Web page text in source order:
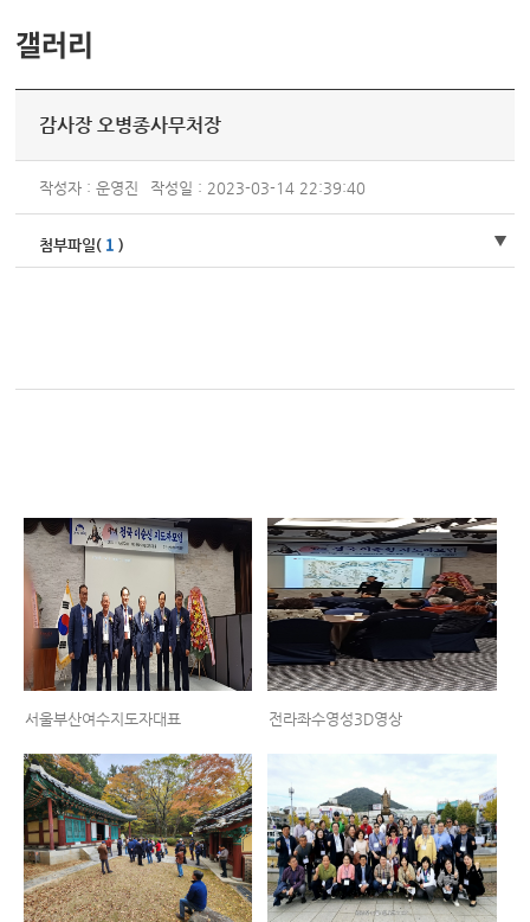
갤러리
감사장 오병종사무처장
작성자 : 운영진 작성일 : 2023-03-14 22:39:40
첨부파일( 1 )
서울부산여수지도자대표 전라좌수영성3D영상